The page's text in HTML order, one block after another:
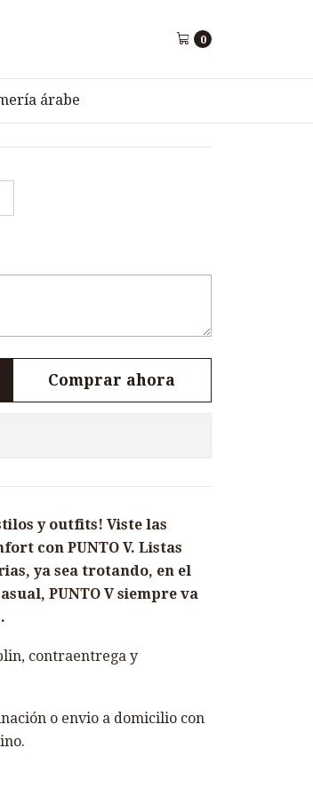
0
árabe
PUNTO V
Comprar ahora
y outfits! Viste las
con PUNTO V. Listas
ya sea trotando, en el
PUNTO V siempre va
contraentrega y
o envio a domicilio con